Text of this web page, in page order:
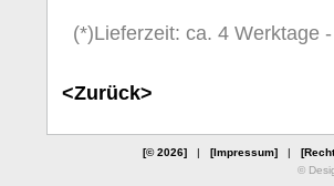
(*)Lieferzeit: ca. 4 Werktage
<Zurück>
[© 2026]| [Impressum]|
©